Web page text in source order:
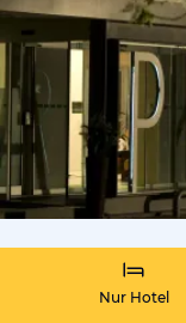
Nur Hotel